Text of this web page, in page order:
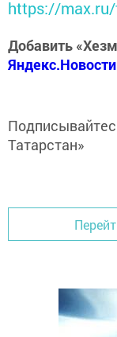
https://
Добавить
Яндекс.Новости
Татарстан»